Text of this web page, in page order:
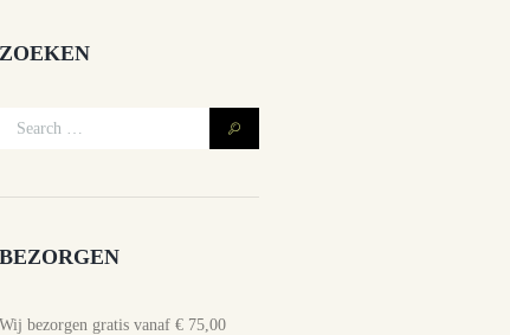
ZOEKEN
BEZORGEN
Wij bezorgen gratis vanaf € 75,00